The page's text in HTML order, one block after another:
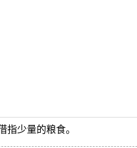
指少量的粮食。